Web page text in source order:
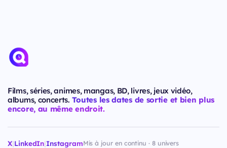
Films, séries, animes, mangas, BD, livres, jeux vidéo,
albums, concerts. Toutes les dates de sortie et bien plus
encore, au même endroit.
X|LinkedIn|InstagramMis à jour en continu · 8 univers